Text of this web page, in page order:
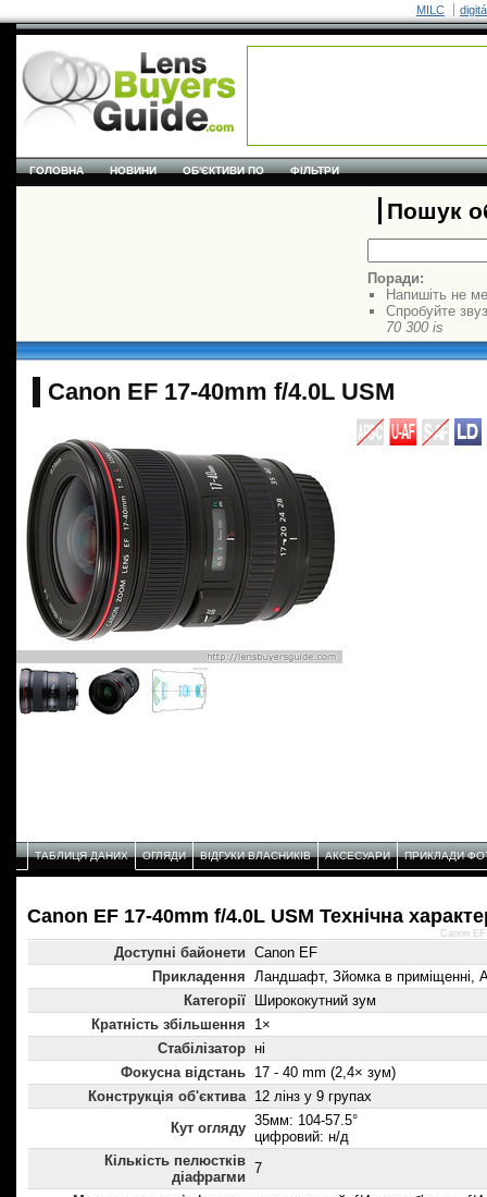
MILC
ГОЛОВНА НОВИНИ ОБ'ЄКТИВИ ПО ФІЛЬТРИ
Пошук
Поради:
Напишіть не
Спробуйте
70 300 is
Canon EF 17-40mm f/4.0L USM
ТАБЛИЦЯ ДАНИХ ОГЛЯДИ ВІДГУКИ ВЛАСНИКІВ АКСЕСУАРИ ПРИКЛАДИ
Canon EF 17-40mm f/4.0L USM Технічнa
Доступні байонети Canon EF
Прикладення Ландшафт, Зйомка в приміщенні,
Категорії
Ширококутний зум
Кратність збільшення
1×
Стабілізатор ні
Фокусна відстань 17 - 40 mm (2,4× зум)
Конструкція об'єктива 12 лінз у 9 групах
Кут огляду 35мм: 104-57.5°
цифровий: н/д
Кількість пелюстків
діафрагми
7
Canon EF